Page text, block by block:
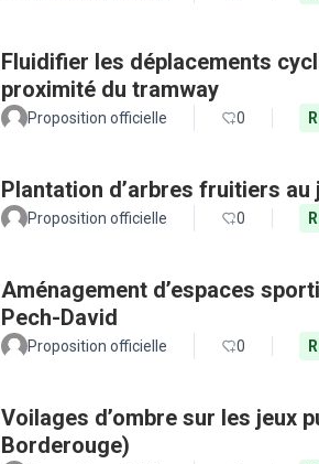
Fluidifier les déplacements
proximité du tramway
Proposition officielle 0
Plantation d’arbres fruitiers au
Proposition officielle 0
Aménagement d’espaces
Pech-David
Proposition officielle 0
Voilages d’ombre sur les jeux
Borderouge)